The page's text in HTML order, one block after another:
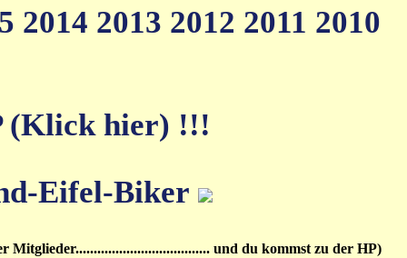
2014 2013 2012 2011 2010
(Klick hier) !!!
Mitglieder..................................... und du kommst zu der HP)